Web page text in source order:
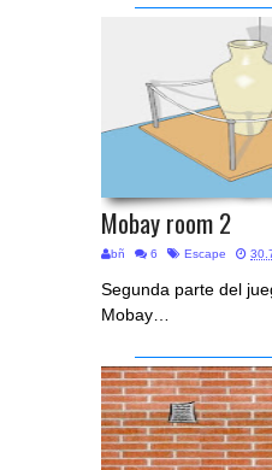
Mobay room 2
bñ 6 Escape
Segunda parte del
Mobay…